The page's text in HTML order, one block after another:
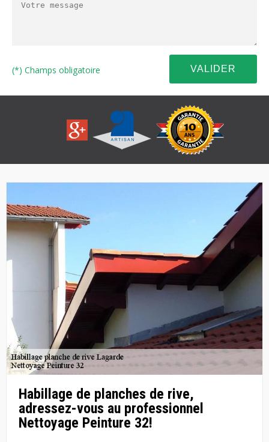
(*) Champs obligatoire
Habillage de planches de rive,
adressez-vous au professionnel
Nettoyage Peinture 32!